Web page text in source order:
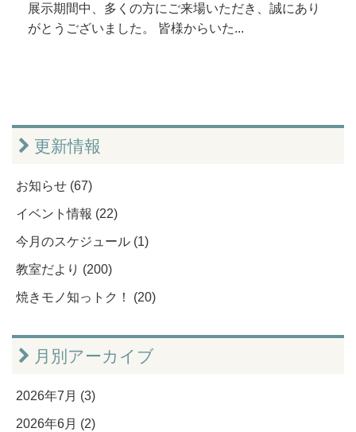
展示期間中、多くの方にご来場いただき、誠にあり
がとうございました。 皆様からいた...
更新情報
お知らせ (67)
イベント情報 (22)
今月のスケジュール (1)
教室だより (200)
焼きモノ知っトク！ (20)
月別アーカイブ
2026年7月 (3)
2026年6月 (2)